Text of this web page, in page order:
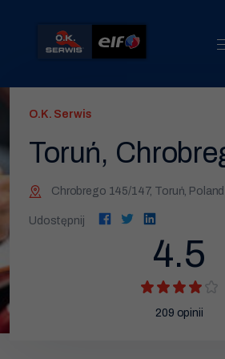
Start
Umów wizytę
Znajdź warsztat
Nasze usługi
O.K. Serwis
Toruń,
Chrobrego 145/147, Toruń, Poland
Udostępnij
4.5
209 opinii